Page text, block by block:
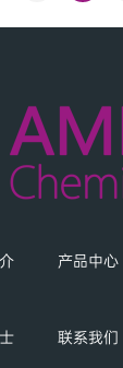
产品中心
联系我们